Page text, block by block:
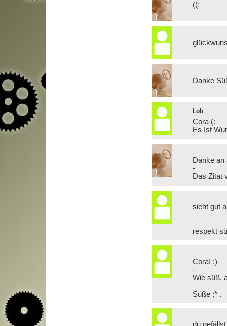
((:
Danke
Lob
Cora (:
Es Ist
Danke an
-
Das Zitat
sieht gut
respekt
Cora! :)
-
Wie süß,
Süße ;* .